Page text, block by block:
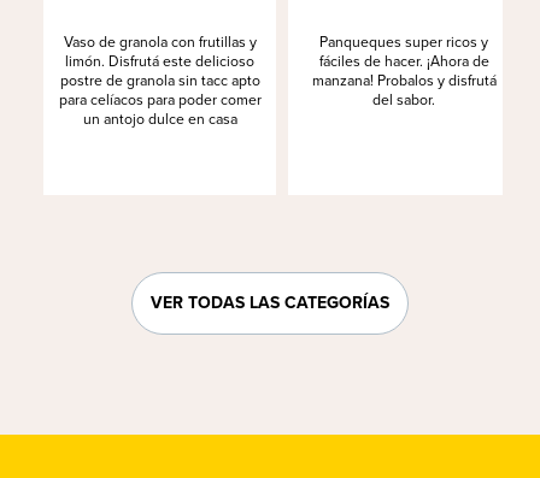
Vaso de granola con frutillas y
limón. Disfrutá este delicioso
postre de granola sin tacc apto
para celíacos para poder comer
un antojo dulce en casa
Panqueques super ricos y
fáciles de hacer. ¡Ahora de
manzana! Probalos y disfrutá
del sabor.
VER TODAS LAS CATEGORÍAS